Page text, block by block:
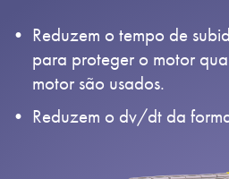
Reduzem o tempo de
para proteger o motor
motor são usados.
Reduzem o dv/dt da